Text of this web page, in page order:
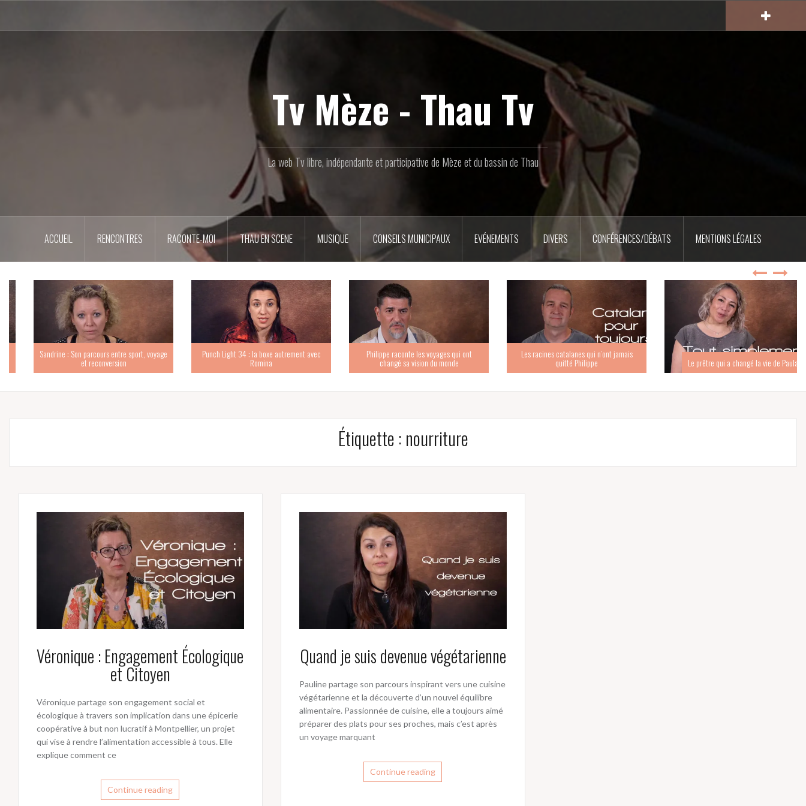
contenu
Tv Mèze - Thau Tv
La web Tv libre, indépendante et participative de Mèze et du bassin de Thau
ACCUEIL RENCONTRES RACONTE-MOI THAU EN SCENE MUSIQUE CONSEILS MUNICIPAUX EVÉNEMENTS DIVERS CONFÉRENCES/DÉBATS MENTIONS LÉGALES
Sandrine : Son parcours entre sport, voyage
et reconversion
Punch Light 34 : la boxe autrement avec
Romina
Philippe raconte les voyages qui ont
changé sa vision du monde
Les racines catalanes qui n’ont jamais
quitté Philippe Le prêtre qui a changé la vie de Paula
Étiquette : nourriture
Véronique : Engagement Écologique
et Citoyen
Véronique partage son engagement social et
écologique à travers son implication dans une épicerie
coopérative à but non lucratif à Montpellier, un projet
qui vise à rendre l’alimentation accessible à tous. Elle
explique comment ce
Continue reading
Quand je suis devenue végétarienne
Pauline partage son parcours inspirant vers une cuisine
végétarienne et la découverte d’un nouvel équilibre
alimentaire. Passionnée de cuisine, elle a toujours aimé
préparer des plats pour ses proches, mais c’est après
un voyage marquant
Continue reading